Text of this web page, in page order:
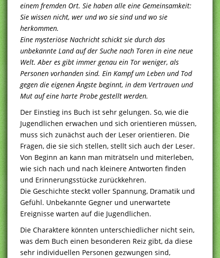
einem fremden Ort. Sie haben alle eine Gemeinsamkeit:
Sie wissen nicht, wer und wo sie sind und wo sie
herkommen.
Eine mysteriöse Nachricht schickt sie durch das
unbekannte Land auf der Suche nach Toren in eine neue
Welt. Aber es gibt immer genau ein Tor weniger, als
Personen vorhanden sind. Ein Kampf um Leben und Tod
gegen die eigenen Ängste beginnt, in dem Vertrauen und
Mut auf eine harte Probe gestellt werden.
Der Einstieg ins Buch ist sehr gelungen. So, wie die
Jugendlichen erwachen und sich orientieren müssen,
muss sich zunächst auch der Leser orientieren. Die
Fragen, die sie sich stellen, stellt sich auch der Leser.
Von Beginn an kann man miträtseln und miterleben,
wie sich nach und nach kleinere Antworten finden
und Erinnerungsstücke zurückkehren.
Die Geschichte steckt voller Spannung, Dramatik und
Gefühl. Unbekannte Gegner und unerwartete
Ereignisse warten auf die Jugendlichen.
Die Charaktere könnten unterschiedlicher nicht sein,
was dem Buch einen besonderen Reiz gibt, da diese
sehr individuellen Personen gezwungen sind,